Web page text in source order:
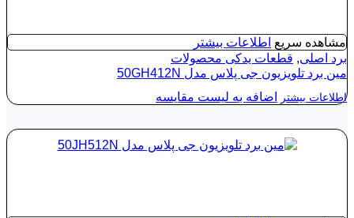
مشاهده سریع اطلاعات بیشتر
برد اصلی, قطعات یدکی محصولات
مین برد تلویزیون جی پلاس مدل 50GH412N
اطلاعات بیشتر اضافه به لیست مقایسه